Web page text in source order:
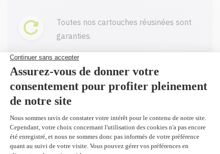
Toutes nos cartouches réusinées sont
garanties.
Livraison gratuite sur tout achat de
100$ CAD et plus avant taxes.